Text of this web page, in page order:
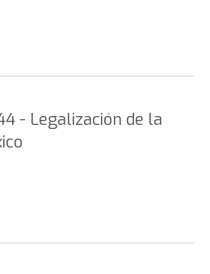
- Legalización de la